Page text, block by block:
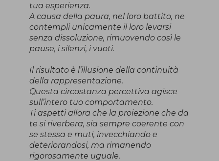
tua esperienza.
A causa della paura, nel loro battito, ne
contempli unicamente il loro levarsi
senza dissoluzione, rimuovendo così le
pause, i silenzi, i vuoti.
Il risultato è l’illusione della continuità
della rappresentazione.
Questa circostanza percettiva agisce
sull’intero tuo comportamento.
Ti aspetti allora che la proiezione che da
te si riverbera, sia sempre coerente con
se stessa e muti, invecchiando e
deteriorandosi, ma rimanendo
rigorosamente uguale.